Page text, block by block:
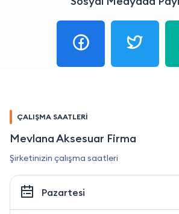
ÇALIŞMA SAATLERİ
Mevlana Aksesuar Firma
Şirketinizin çalışma saatleri
Pazartesi